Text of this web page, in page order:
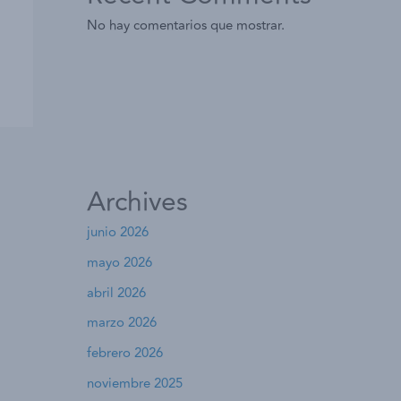
No hay comentarios que mostrar.
Archives
junio 2026
mayo 2026
abril 2026
marzo 2026
febrero 2026
noviembre 2025